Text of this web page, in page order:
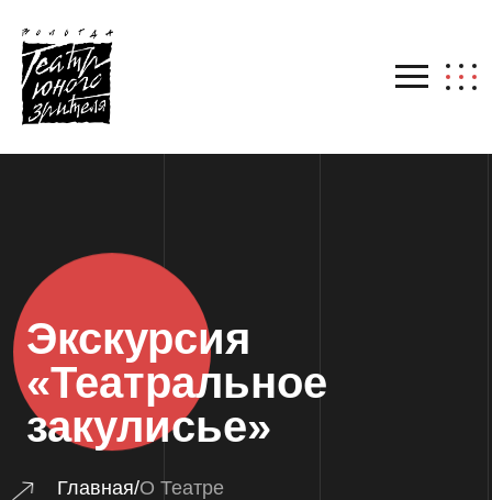
Экскурсия
«Театральное
закулисье»
Главная/О Театре